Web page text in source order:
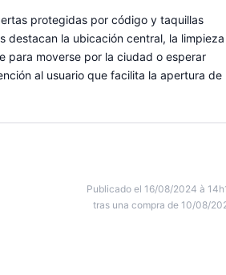
protegidas por código y taquillas
destacan la ubicación central, la
para moverse por la ciudad o esperar
al usuario que facilita la apertura de
Publicado el 16/08/2024 à
tras una compra de 10/08/